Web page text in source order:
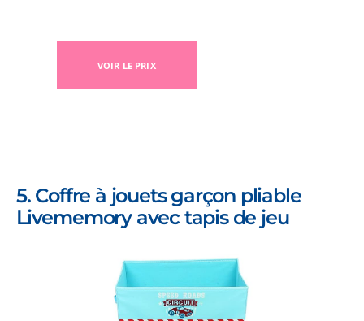
VOIR LE PRIX
5. Coffre à jouets garçon pliable
Livememory avec tapis de jeu